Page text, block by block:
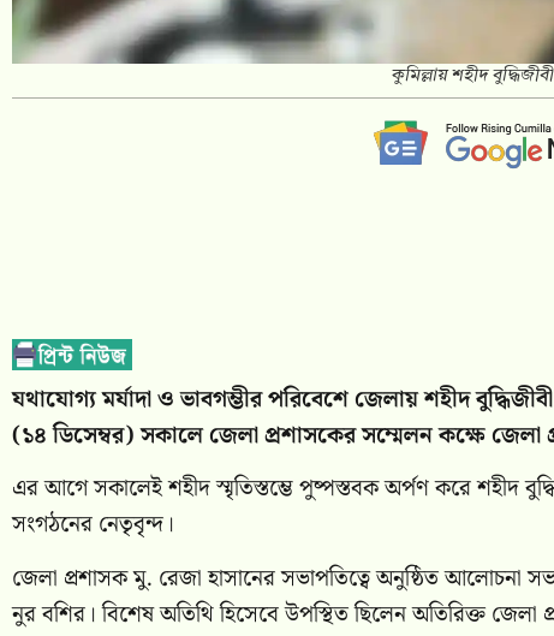
কুমিল্লায় শহীদ
যথাযোগ্য মর্যাদা ও ভাবগম্ভীর পরিবেশে জেলায় শহীদ
(১৪ ডিসেম্বর) সকালে জেলা প্রশাসকের সম্মেলন কক্ষে
এর আগে সকালেই শহীদ স্মৃতিস্তম্ভে পুষ্পস্তবক অর্পণ করে শহীদ
সংগঠনের নেতৃবৃন্দ।
জেলা প্রশাসক মু. রেজা হাসানের সভাপতিত্বে অনুষ্ঠিত আলোচনা
নুর বশির। বিশেষ অতিথি হিসেবে উপস্থিত ছিলেন অতিরিক্ত